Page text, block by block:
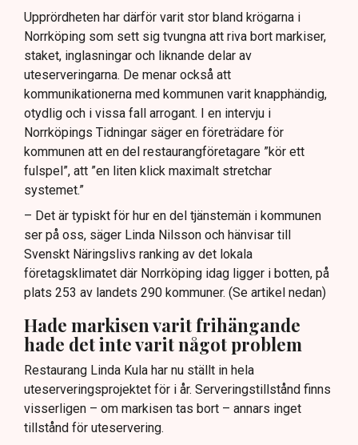
Upprördheten har därför varit stor bland krögarna i
Norrköping som sett sig tvungna att riva bort markiser,
staket, inglasningar och liknande delar av
uteserveringarna. De menar också att
kommunikationerna med kommunen varit knapphändig,
otydlig och i vissa fall arrogant. I en intervju i
Norrköpings Tidningar säger en företrädare för
kommunen att en del restaurangföretagare ”kör ett
fulspel”, att ”en liten klick maximalt stretchar
systemet.”
– Det är typiskt för hur en del tjänstemän i kommunen
ser på oss, säger Linda Nilsson och hänvisar till
Svenskt Näringslivs ranking av det lokala
företagsklimatet där Norrköping idag ligger i botten, på
plats 253 av landets 290 kommuner. (Se artikel nedan)
Hade markisen varit frihängande
hade det inte varit något problem
Restaurang Linda Kula har nu ställt in hela
uteserveringsprojektet för i år. Serveringstillstånd finns
visserligen – om markisen tas bort – annars inget
tillstånd för uteservering.